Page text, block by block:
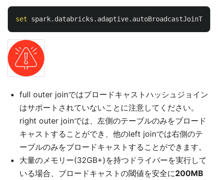
set spark. databricks . adaptive.
full outer joinではブロードキャストハッシュジョイン
はサポートされていないことに注意してください。
right outer joinでは、左側のテーブルのみをブロード
キャストすることができ、他のleft joinでは右側のテ
ーブルのみをブロードキャストすることができます。
大量のメモリー(32GB+)を持つドライバーを実行して
いる場合、ブロードキャストの閾値を安全に200MB